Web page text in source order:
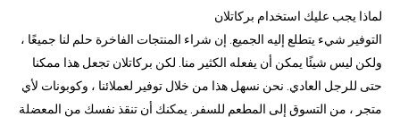
لماذا يجب عليك استخدام بركاتلان
التوفير شيء يتطلع إليه الجميع. إن شراء المنتجات الفاخرة حلم لنا جميعًا ،
ولكن ليس شيئًا يمكن أن يفعله الكثير منا. لكن بركاتلان تجعل هذا ممكنا
حتى للرجل العادي. نحن نسهل هذا من خلال توفير لعملائنا ، وكوبونات لأي
متجر ، من التسوق إلى المطعم للسفر. يمكنك أن تنقذ نفسك من المعضلة